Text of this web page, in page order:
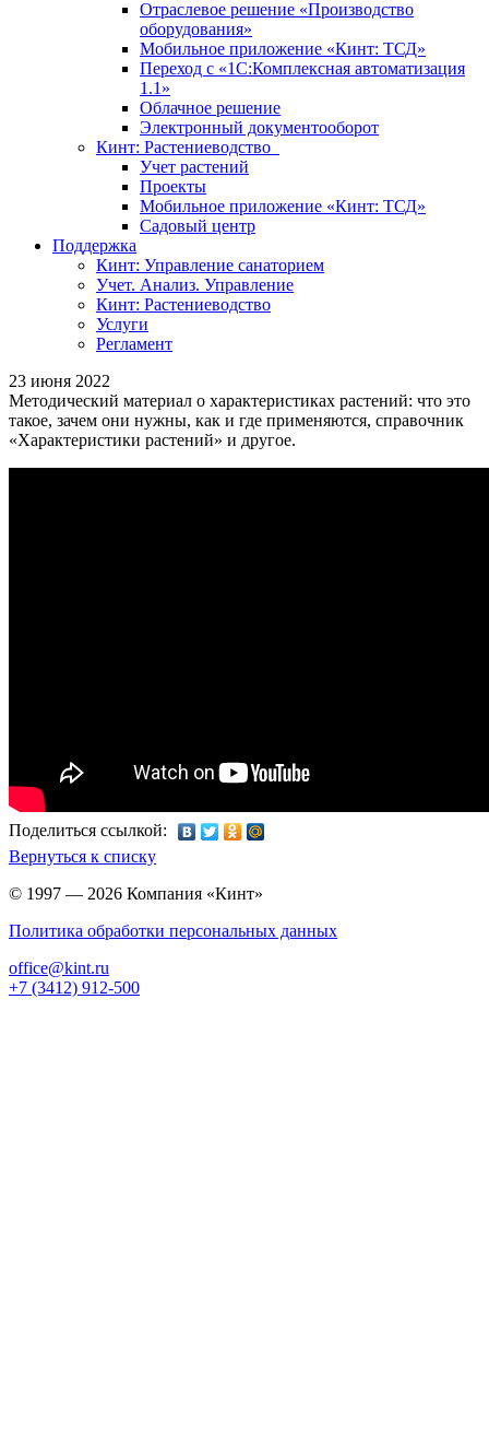
Отраслевое решение «Производство
оборудования»
Мобильное приложение «Кинт: ТСД»
Переход с «1С:Комплексная автоматизация
1.1»
Облачное решение
Электронный документооборот
Кинт: Растениеводство
Учет растений
Проекты
Мобильное приложение «Кинт: ТСД»
Садовый центр
Поддержка
Кинт: Управление санаторием
Учет. Анализ. Управление
Кинт: Растениеводство
Услуги
Регламент
23 июня 2022
Методический материал о характеристиках растений: что это
такое, зачем они нужны, как и где применяются, справочник
«Характеристики растений» и другое.
Поделиться ссылкой:
Вернуться к списку
© 1997 — 2026 Компания «Кинт»
Политика обработки персональных данных
office@kint.ru
+7 (3412) 912-500